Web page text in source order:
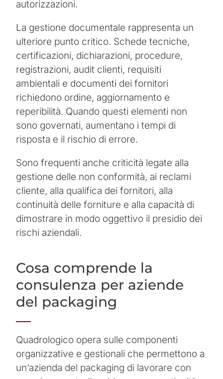
autorizzazioni.
La gestione documentale rappresenta un
ulteriore punto critico. Schede tecniche,
certificazioni, dichiarazioni, procedure,
registrazioni, audit clienti, requisiti
ambientali e documenti dei fornitori
richiedono ordine, aggiornamento e
reperibilità. Quando questi elementi non
sono governati, aumentano i tempi di
risposta e il rischio di errore.
Sono frequenti anche criticità legate alla
gestione delle non conformità, ai reclami
cliente, alla qualifica dei fornitori, alla
continuità delle forniture e alla capacità di
dimostrare in modo oggettivo il presidio dei
rischi aziendali.
Cosa comprende la
consulenza per aziende
del packaging
Quadrologico opera sulle componenti
organizzative e gestionali che permettono a
un’azienda del packaging di lavorare con